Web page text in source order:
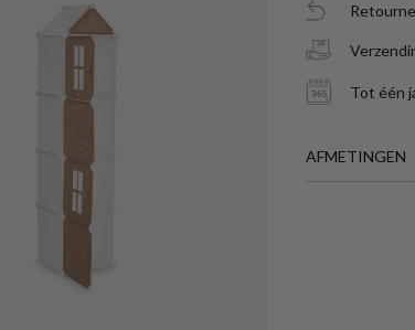
Tot één
AFMETINGEN